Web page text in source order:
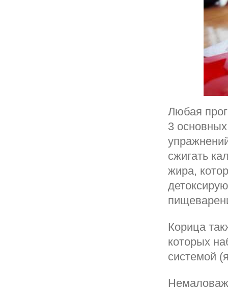
Любая
3
сжигать
жира,
Корица
которых
системой